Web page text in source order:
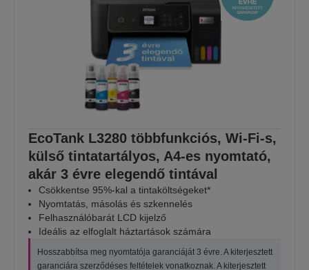
EcoTank L3280 többfunkciós, Wi-Fi-s,
külső tintatartályos, A4-es nyomtató,
akár 3 évre elegendő tintával
Csökkentse 95%-kal a tintaköltségeket*
Nyomtatás, másolás és szkennelés
Felhasználóbarát LCD kijelző
Ideális az elfoglalt háztartások számára
Hosszabbítsa meg nyomtatója garanciáját 3 évre. A kiterjesztett
garanciára szerződéses feltételek vonatkoznak. A kiterjesztett